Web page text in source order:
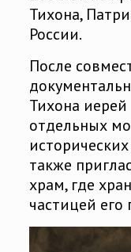
Тихона,
России.
После
Тихона
отдельных
также
храм, где
частицей его